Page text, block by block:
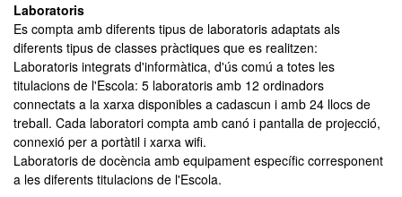
Laboratoris
Es compta amb diferents tipus de laboratoris adaptats als
diferents tipus de classes pràctiques que es realitzen:
Laboratoris integrats d'informàtica, d'ús comú a totes les
titulacions de l'Escola: 5 laboratoris amb 12 ordinadors
connectats a la xarxa disponibles a cadascun i amb 24 llocs de
treball. Cada laboratori compta amb canó i pantalla de projecció,
connexió per a portàtil i xarxa wifi.
Laboratoris de docència amb equipament específic corresponent
a les diferents titulacions de l'Escola.